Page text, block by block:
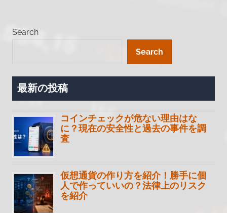
Search
Search
最新の投稿
コインチェックが危ない理由はな
に？現在の安全性と過去の事件を調
査
仮想通貨の作り方を紹介！勝手に個
人で作っていいの？法律上のリスク
を紹介